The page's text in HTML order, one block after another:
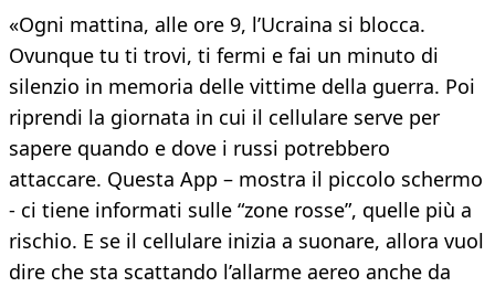
«Ogni mattina, alle ore 9, l’Ucraina si blocca.
Ovunque tu ti trovi, ti fermi e fai un minuto di
silenzio in memoria delle vittime della guerra. Poi
riprendi la giornata in cui il cellulare serve per
sapere quando e dove i russi potrebbero
attaccare. Questa App – mostra il piccolo schermo
- ci tiene informati sulle “zone rosse”, quelle più a
rischio. E se il cellulare inizia a suonare, allora vuol
dire che sta scattando l’allarme aereo anche da